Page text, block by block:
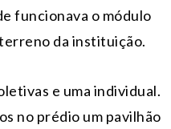
funcionava o módulo
da instituição.
e uma individual.
no prédio um pavilhão